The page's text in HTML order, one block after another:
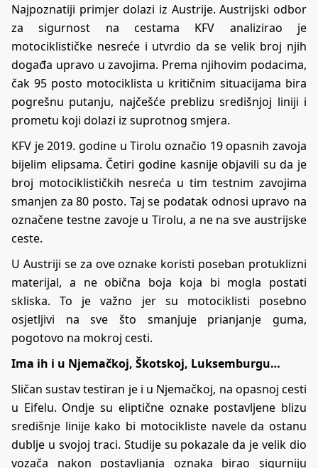
Najpoznatiji primjer dolazi iz Austrije. Austrijski odbor
za sigurnost na cestama KFV analizirao je
motociklističke nesreće i utvrdio da se velik broj njih
događa upravo u zavojima. Prema njihovim podacima,
čak 95 posto motociklista u kritičnim situacijama bira
pogrešnu putanju, najčešće preblizu središnjoj liniji i
prometu koji dolazi iz suprotnog smjera.
KFV je 2019. godine u Tirolu označio 19 opasnih zavoja
bijelim elipsama. Četiri godine kasnije objavili su da je
broj motociklističkih nesreća u tim testnim zavojima
smanjen za 80 posto. Taj se podatak odnosi upravo na
označene testne zavoje u Tirolu, a ne na sve austrijske
ceste.
U Austriji se za ove oznake koristi poseban protuklizni
materijal, a ne obična boja koja bi mogla postati
skliska. To je važno jer su motociklisti posebno
osjetljivi na sve što smanjuje prianjanje guma,
pogotovo na mokroj cesti.
Ima ih i u Njemačkoj, Škotskoj, Luksemburgu…
Sličan sustav testiran je i u Njemačkoj, na opasnoj cesti
u Eifelu. Ondje su eliptične oznake postavljene blizu
središnje linije kako bi motocikliste navele da ostanu
dublje u svojoj traci. Studije su pokazale da je velik dio
vozača nakon postavljanja oznaka birao sigurniju